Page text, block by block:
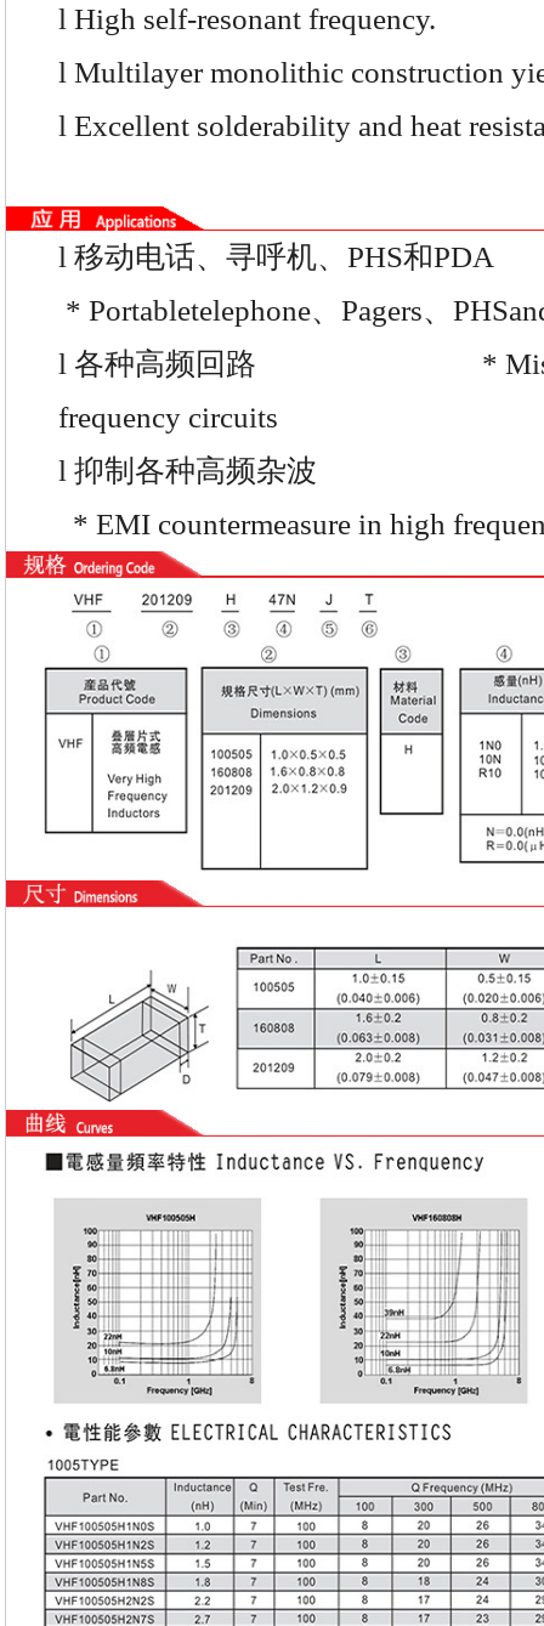
l High self-resonant frequency.
l Multilayer monolithic construction
l Excellent solderability and heat
l 移动电话、寻呼机、PHS和PDA
* Portabletelephone、Pagers、
l 各种高频回路
*
frequency circuits
l 抑制各种高频杂波
* EMI countermeasure in high